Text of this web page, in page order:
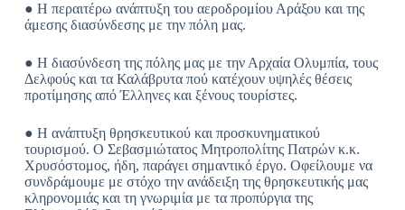
● Η περαιτέρω ανάπτυξη του αεροδρομίου Αράξου και της
άμεσης διασύνδεσης με την πόλη μας.
● Η διασύνδεση της πόλης μας με την Αρχαία Ολυμπία, τους
Δελφούς και τα Καλάβρυτα πού κατέχουν υψηλές θέσεις
προτίμησης από Έλληνες και ξένους τουρίστες.
● Η ανάπτυξη θρησκευτικού και προσκυνηματικού
τουρισμού. Ο Σεβασμιώτατος Μητροπολίτης Πατρών κ.κ.
Χρυσόστομος, ήδη, παράγει σημαντικό έργο. Οφείλουμε να
συνδράμουμε με στόχο την ανάδειξη της θρησκευτικής μας
κληρονομιάς και τη γνωριμία με τα προπύργια της